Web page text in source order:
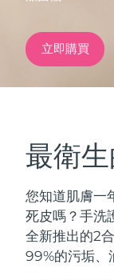
立即購買
最衛
您知道肌膚一
死皮嗎？手洗
全新推出的2
99%的污垢、
紅光療法
面部清潔
加拿大
奧地利
比利時
百慕達